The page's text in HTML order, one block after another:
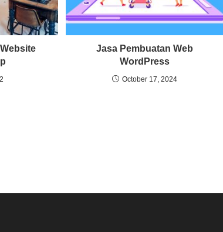
Jasa Pembuatan Web
WordPress
October 17, 2024